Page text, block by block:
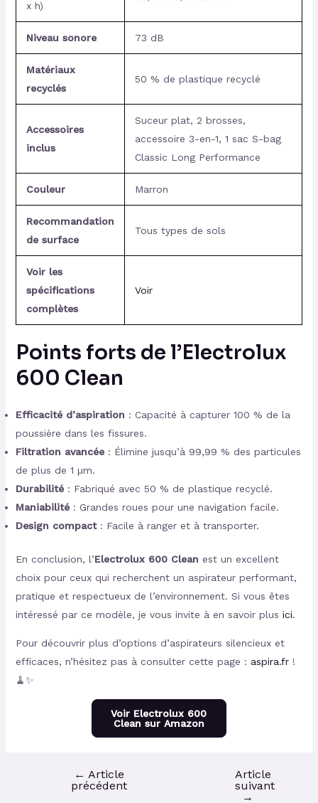
x h)
Niveau sonore 73 dB
Matériaux
recyclés
50 % de plastique recyclé
Accessoires
inclus
Suceur plat, 2 brosses,
accessoire 3-en-1, 1 sac S-bag
Classic Long Performance
Couleur Marron
Recommandation
de surface
Tous types de sols
Voir les
spécifications
complètes
Voir
Points forts de l’Electrolux
600 Clean
Efficacité d’aspiration : Capacité à capturer 100 % de la
poussière dans les fissures.
Filtration avancée: Élimine jusqu’à 99,99 % des particules
de plus de 1 µm.
Durabilité: Fabriqué avec 50 % de plastique recyclé.
Maniabilité: Grandes roues pour une navigation facile.
Design compact: Facile à ranger et à transporter.
En conclusion, l’Electrolux 600 Clean est un excellent
choix pour ceux qui recherchent un aspirateur performant,
pratique et respectueux de l’environnement. Si vous êtes
intéressé par ce modèle, je vous invite à en savoir plus ici.
Pour découvrir plus d’options d’aspirateurs silencieux et
efficaces, n’hésitez pas à consulter cette page : aspira.fr!
🧹✨
Voir Electrolux 600
Clean sur Amazon
← Article
précédent
Article
suivant
→